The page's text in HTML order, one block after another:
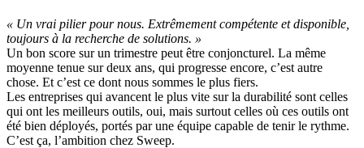
« Un vrai pilier pour nous. Extrêmement compétente et disponible,
toujours à la recherche de solutions. »
Un bon score sur un trimestre peut être conjoncturel. La même
moyenne tenue sur deux ans, qui progresse encore, c’est autre
chose. Et c’est ce dont nous sommes le plus fiers.
Les entreprises qui avancent le plus vite sur la durabilité sont celles
qui ont les meilleurs outils, oui, mais surtout celles où ces outils ont
été bien déployés, portés par une équipe capable de tenir le rythme.
C’est ça, l’ambition chez Sweep.